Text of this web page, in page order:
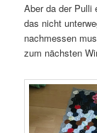
Aber da der Pulli
das nicht
nachmessen
zum nächsten